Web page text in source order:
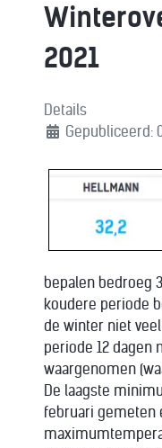
2021
Details
Gepubliceerd:
bepalen bedroeg
koudere periode
de winter niet
periode 12 dagen
waargenomen
De laagste
februari gemeten